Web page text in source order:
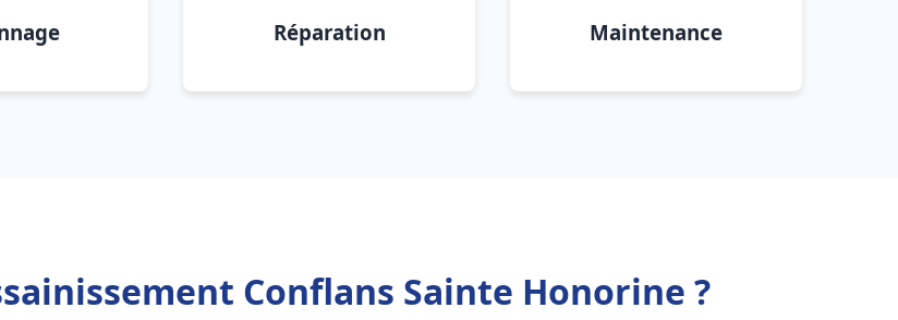
Réparation Maintenance
Conflans Sainte Honorine ?